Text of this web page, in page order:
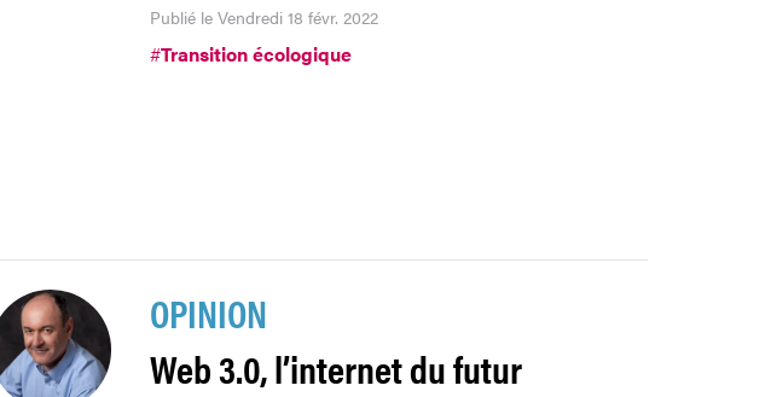
Publié le Vendredi 18 févr. 2022
#Transition écologique
OPINION
Web 3.0, l’internet du futur